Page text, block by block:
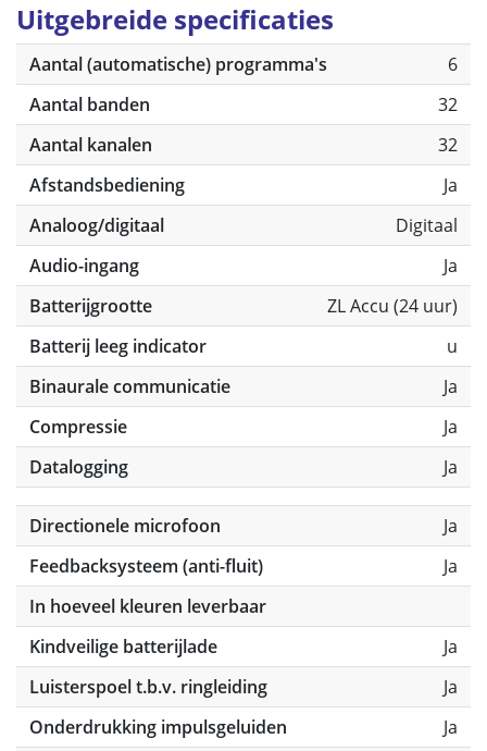
Uitgebreide specificaties
Aantal (automatische) programma's
6
Aantal banden
32
Aantal kanalen
32
Afstandsbediening
Ja
Analoog/digitaal
Digitaal
Audio-ingang
Ja
Batterijgrootte
ZL Accu (24 uur)
Batterij leeg indicator
u
Binaurale communicatie
Ja
Compressie
Ja
Datalogging
Ja
Directionele microfoon
Ja
Feedbacksysteem (anti-fluit)
Ja
In hoeveel kleuren leverbaar
Kindveilige batterijlade
Ja
Luisterspoel t.b.v. ringleiding
Ja
Onderdrukking impulsgeluiden
Ja